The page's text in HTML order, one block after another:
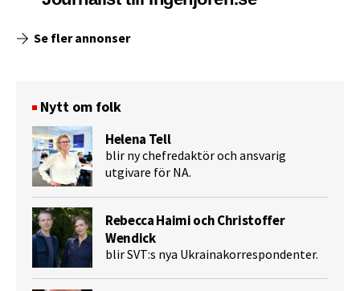
Se fler annonser
Nytt om folk
Helena Tell
blir ny chefredaktör och ansvarig
utgivare för NA.
Rebecca Haimi och Christoffer
Wendick
blir SVT:s nya Ukrainakorrespondenter.